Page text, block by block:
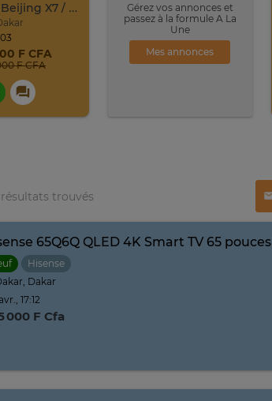
PROMO Beijing X7 / 2025
F CFA
F CFA
Gérez vos annonces et
passez à la formule A La
Une
Mes annonces
trouvés
65Q6Q QLED 4K Smart TV 65 pouces
Hisense
Dakar
17:12
000 F Cfa